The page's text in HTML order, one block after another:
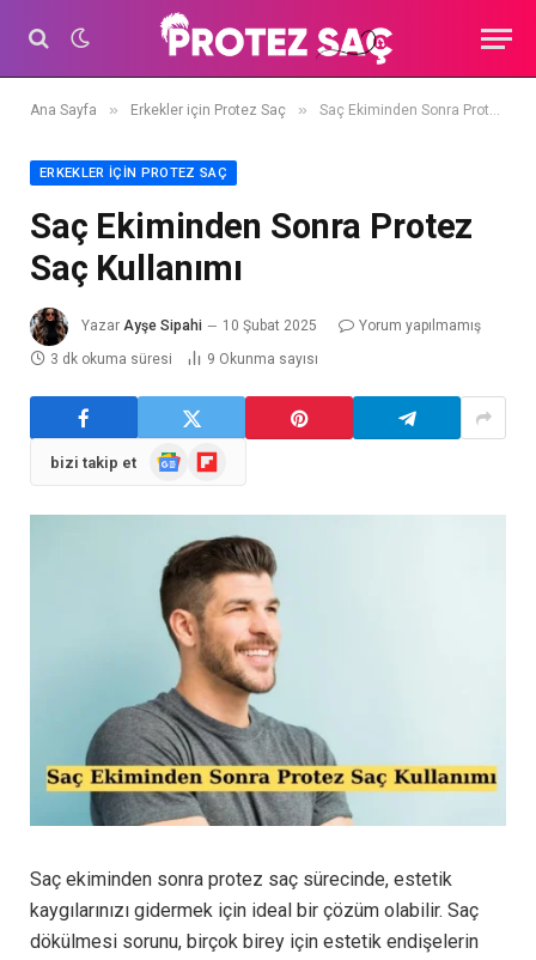
Ana Sayfa » Erkekler için Protez Saç » Saç Ekiminden Sonra Protez Saç Kullanımı
ERKEKLER IÇIN PROTEZ SAÇ
Saç Ekiminden Sonra Protez
Saç Kullanımı
Yazar Ayşe Sipahi 10 Şubat 2025
Yorum yapılmamış
3 dk okuma süresi
9 Okunma sayısı
bizi takip et
Google
Haberler
Flipboard
Saç ekiminden sonra protez saç sürecinde, estetik
kaygılarınızı gidermek için ideal bir çözüm olabilir. Saç
dökülmesi sorunu, birçok birey için estetik endişelerin